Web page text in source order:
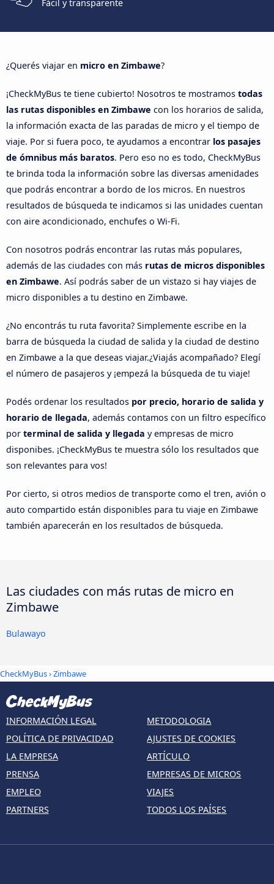
Fácil y transparente
¿Querés viajar en micro en Zimbawe?
¡CheckMyBus te tiene cubierto! Nosotros te mostramos todas
las rutas disponibles en Zimbawe con los horarios de salida,
la información exacta de las paradas de micro y el tiempo de
viaje. Por si fuera poco, te ayudamos a encontrar los pasajes
de ómnibus más baratos. Pero eso no es todo, CheckMyBus
te brinda toda la información sobre las diversas amenidades
que podrás encontrar a bordo de los micros. En nuestros
resultados de búsqueda te indicamos si las unidades cuentan
con aire acondicionado, enchufes o Wi-Fi.
Con nosotros podrás encontrar las rutas más populares,
además de las ciudades con más rutas de micros disponibles
en Zimbawe. Así podrás saber de un vistazo si hay viajes de
micro disponibles a tu destino en Zimbawe.
¿No encontrás tu ruta favorita? Simplemente escribe en la
barra de búsqueda la ciudad de salida y la ciudad de destino
en Zimbawe a la que deseas viajar.¿Viajás acompañado? Elegí
el número de pasajeros y ¡empezá la búsqueda de tu viaje!
Podés ordenar los resultados por precio, horario de salida y
horario de llegada, además contamos con un filtro específico
por terminal de salida y llegada y empresas de micro
disponibes. ¡CheckMyBus te muestra sólo los resultados que
son relevantes para vos!
Por cierto, si otros medios de transporte como el tren, avión o
auto compartido están disponibles para tu viaje en Zimbawe
también aparecerán en los resultados de búsqueda.
Las ciudades con más rutas de micro en
Zimbawe
Bulawayo
CheckMyBus› Zimbawe
INFORMACIÓN LEGAL
POLÍTICA DE PRIVACIDAD
LA EMPRESA
PRENSA
EMPLEO
PARTNERS
METODOLOGIA
AJUSTES DE COOKIES
ARTÍCULO
EMPRESAS DE MICROS
VIAJES
TODOS LOS PAÍSES